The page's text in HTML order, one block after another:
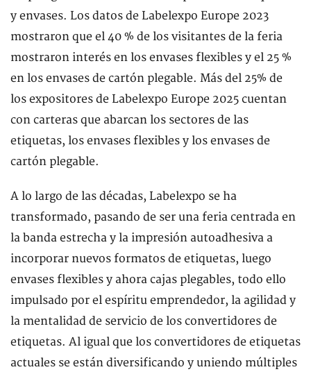
y envases. Los datos de Labelexpo Europe 2023
mostraron que el 40 % de los visitantes de la feria
mostraron interés en los envases flexibles y el 25 %
en los envases de cartón plegable. Más del 25% de
los expositores de Labelexpo Europe 2025 cuentan
con carteras que abarcan los sectores de las
etiquetas, los envases flexibles y los envases de
cartón plegable.
A lo largo de las décadas, Labelexpo se ha
transformado, pasando de ser una feria centrada en
la banda estrecha y la impresión autoadhesiva a
incorporar nuevos formatos de etiquetas, luego
envases flexibles y ahora cajas plegables, todo ello
impulsado por el espíritu emprendedor, la agilidad y
la mentalidad de servicio de los convertidores de
etiquetas. Al igual que los convertidores de etiquetas
actuales se están diversificando y uniendo múltiples